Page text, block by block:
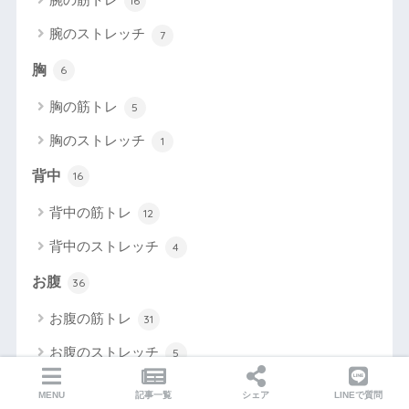
腕のストレッチ 7
胸 6
胸の筋トレ 5
胸のストレッチ 1
背中 16
背中の筋トレ 12
背中のストレッチ 4
お腹 36
お腹の筋トレ 31
お腹のストレッチ 5
腰 17
MENU 記事一覧 シェア LINEで質問